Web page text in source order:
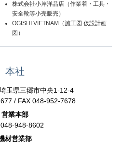
株式会社小岸洋品店 （作業着・工具・
安全靴等小売販売）
OGISHI VIETNAM（施工図 仮設計画
図）
本社
玉県三郷市中央1-12-4
/ FAX 048-952-7678
営業本部
948-8602
材営業部